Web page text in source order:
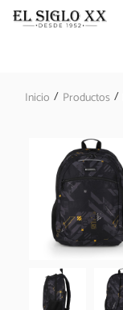
Inicio / Productos /